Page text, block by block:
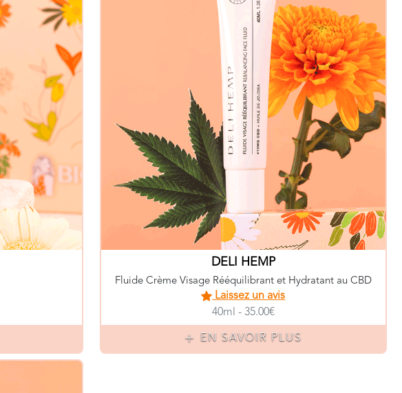
DELI HEMP
Fluide Crème Visage Rééquilibrant et Hydratant au CBD
Laissez un avis
40ml - 35.00€
EN SAVOIR PLUS